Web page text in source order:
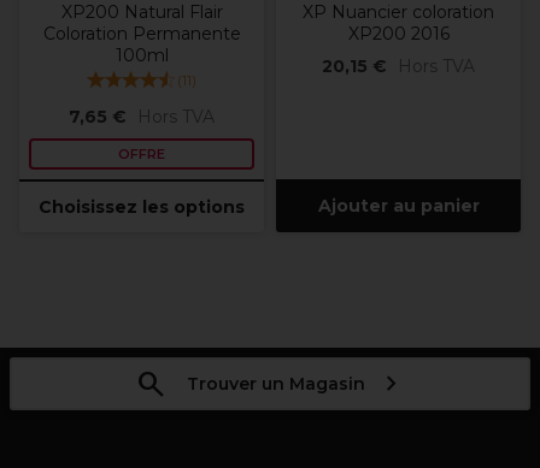
XP200 Natural Flair
Coloration Permanente
100ml
(11)
7,65 € Hors TVA
OFFRE
Choisissez les options
XP Nuancier coloration
XP200 2016
20,15 €
Hors TVA
Ajouter au panier
Trouver un Magasin